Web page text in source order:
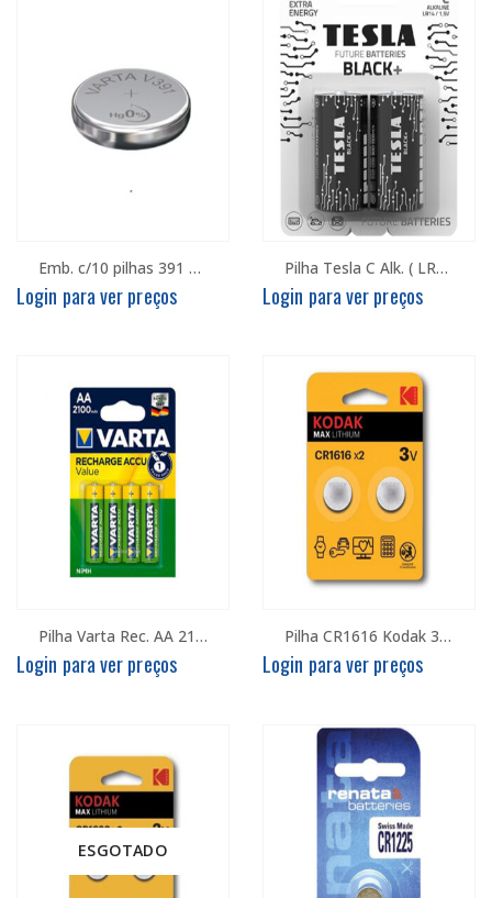
Emb. c/10 pilhas 391 – Varta
Login para ver preços
Pilha Tesla C Alk. ( LR14 ) – Crtz c/ 2
Login para ver preços
Pilha Varta Rec. AA 2100mAh – Crtz c/4
Login para ver preços
Pilha CR1616 Kodak 3V- Crtz c/2
Login para ver preços
ESGOTADO